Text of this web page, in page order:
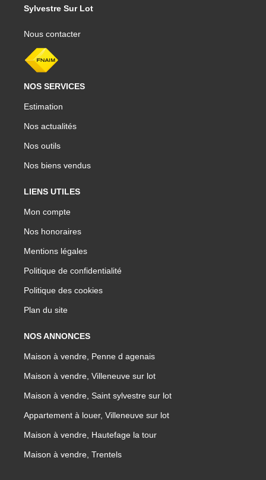
Sylvestre Sur Lot
Nous contacter
NOS SERVICES
Estimation
Nos actualités
Nos outils
Nos biens vendus
LIENS UTILES
Mon compte
Nos honoraires
Mentions légales
Politique de confidentialité
Politique des cookies
Plan du site
NOS ANNONCES
Maison à vendre, Penne d agenais
Maison à vendre, Villeneuve sur lot
Maison à vendre, Saint sylvestre sur lot
Appartement à louer, Villeneuve sur lot
Maison à vendre, Hautefage la tour
Maison à vendre, Trentels